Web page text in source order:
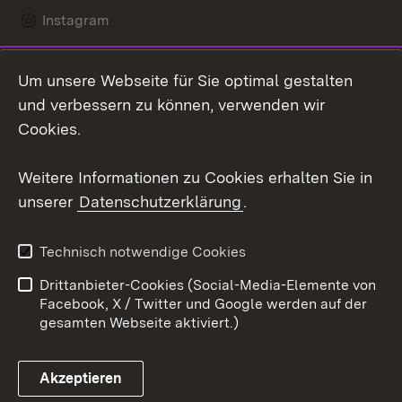
Instagram
Mastodon
Youtube
Link zum Landesportal
Kontakt
Datenschutz
Barrierefreiheit
Impressum Cookies
Um unsere Webseite für Sie optimal gestalten
und verbessern zu können, verwenden wir
Cookies.
Weitere Informationen zu Cookies erhalten Sie in
unserer Datenschutzerklärung.
Technisch notwendige Cookies
Drittanbieter-Cookies (Social-Media-Elemente von
Facebook, X / Twitter und Google werden auf der
gesamten Webseite aktiviert.)
Akzeptieren